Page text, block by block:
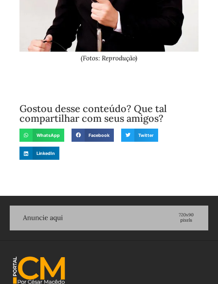
(Fotos: Reprodução)
Gostou desse conteúdo? Que tal
compartilhar com seus amigos?
WhatsApp Facebook Twitter
LinkedIn